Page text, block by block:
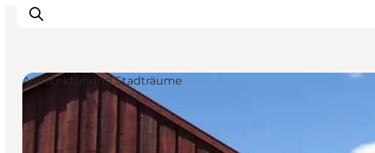
Architektur und Stadträume